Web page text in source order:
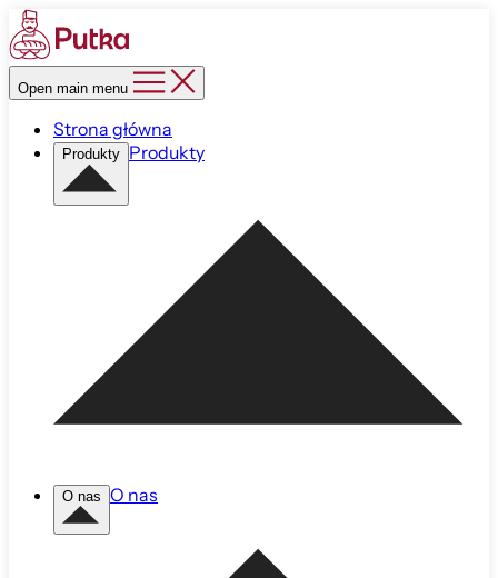
Open main menu
Strona główna
Produkty Produkty
O nas O nas